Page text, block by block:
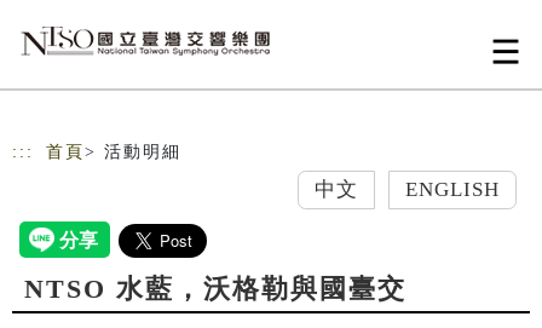
::: 首頁 > 活動明細
中文 ENGLISH
NTSO 水藍，沃格勒與國臺交